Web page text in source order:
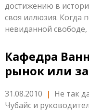
достижению в
своя иллюзия. Когда
невиданной
Кафедра
рынок или
31.08.2010 | Не так
Чубайс и